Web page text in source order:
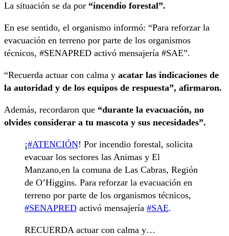
La situación se da por “incendio forestal”.
En ese sentido, el organismo informó: “Para reforzar la
evacuación en terreno por parte de los organismos
técnicos, #SENAPRED activó mensajería #SAE”.
“Recuerda actuar con calma y acatar las indicaciones de
la autoridad y de los equipos de respuesta”, afirmaron.
Además, recordaron que “durante la evacuación, no
olvides considerar a tu mascota y sus necesidades”.
¡#ATENCIÓN! Por incendio forestal, solicita
evacuar los sectores las Animas y El
Manzano,en la comuna de Las Cabras, Región
de O’Higgins. Para reforzar la evacuación en
terreno por parte de los organismos técnicos,
#SENAPRED activó mensajería #SAE.
RECUERDA actuar con calma y…